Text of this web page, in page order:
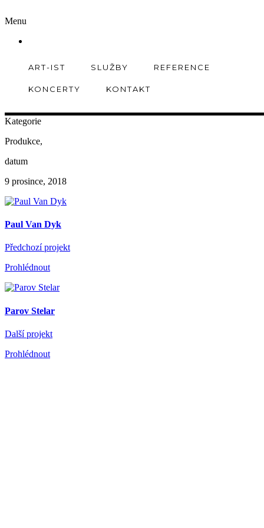
Menu
ART-IST SLUŽBY REFERENCE
KONCERTY KONTAKT
Kategorie
Produkce,
datum
9 prosince, 2018
Paul Van Dyk
Předchozí projekt
Prohlédnout
Parov Stelar
Další projekt
Prohlédnout